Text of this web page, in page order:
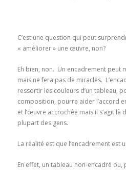
C’est une question qui peut
« améliorer » une œuvre, non?
Eh bien, non. Un encadrement peut
mais ne fera pas de miracles.
ressortir les couleurs d’un tableau,
composition, pourra aider l’accord
et l’œuvre accrochée mais il s’agit là
plupart des gens.
La réalité est que l’encadrement est
En effet, un tableau non-encadré